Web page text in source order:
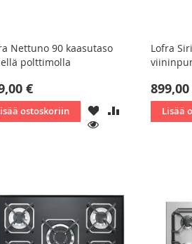
Nettuno 90 kaasutaso
polttimolla
€
ostoskoriin
LISÄÄ
TOIVELISTAAN
VERTAILUUN
KATSO
Lofra
Lisää